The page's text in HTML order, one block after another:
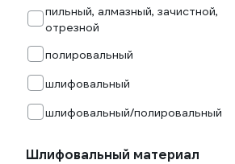
пильный, алмазный, зачистной,
отрезной
полировальный
шлифовальный
шлифовальный/полировальный
Шлифовальный материал